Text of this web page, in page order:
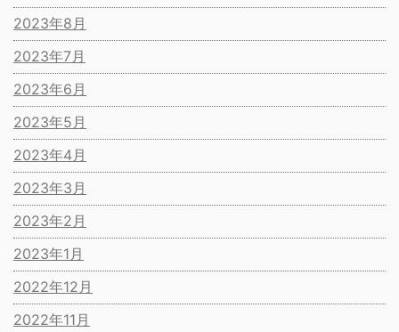
2023年8月
2023年7月
2023年6月
2023年5月
2023年4月
2023年3月
2023年2月
2023年1月
2022年12月
2022年11月